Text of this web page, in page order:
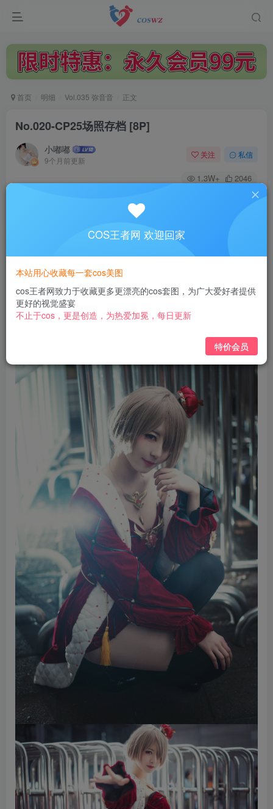
首页 明细 Vol.035 弥音音 正文
No.020-CP25场照存档 [8P]
小嘟嘟
9个月前更新
关注 私信
1.3W+ 2046
此内容为付费阅读，请付费后查看
3
黄金会员免费 钻石会员 免费
立即购买
COS王者网 欢迎回家
本站用心收藏每一套cos美图
cos王者网致力于收藏更多更漂亮的cos套图，为广大爱好者提供
更好的视觉盛宴
不止于cos，更是创造，为热爱加冕，每日更新
特价会员